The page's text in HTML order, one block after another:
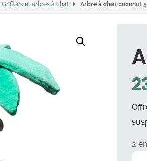
Griffoirs et arbres à chat Arbre à chat coconut
2